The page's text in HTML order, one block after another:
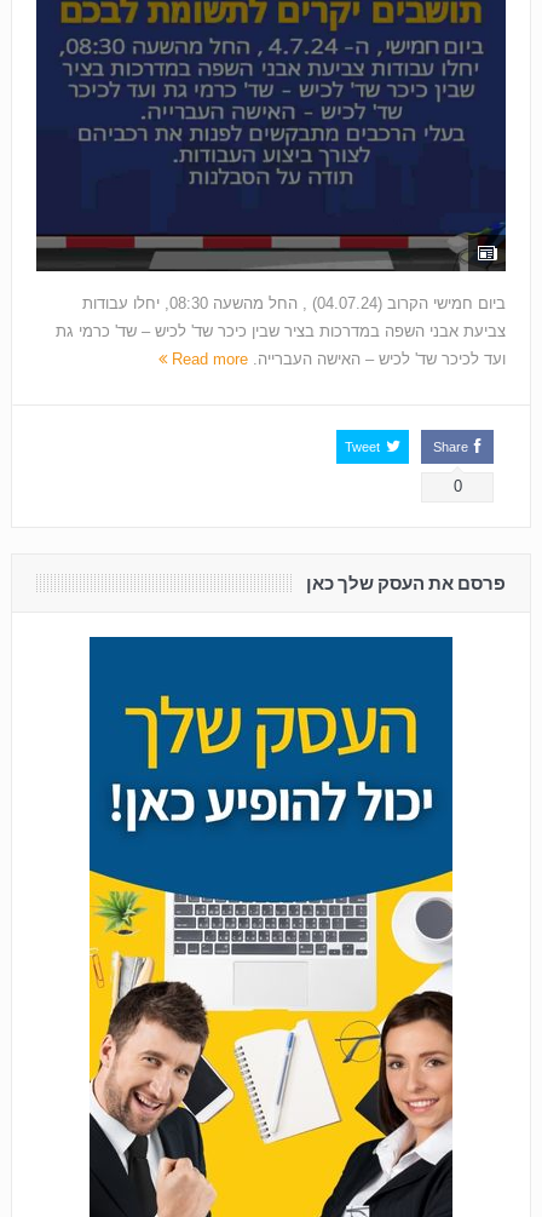
ביום חמישי הקרוב (04.07.24) , החל מהשעה 08:30, יחלו עבודות
צביעת אבני השפה במדרכות בציר שבין כיכר שד' לכיש – שד' כרמי גת
ועד לכיכר שד' לכיש – האישה העברייה. Read more
Share
0
Tweet
פרסם את העסק שלך כאן